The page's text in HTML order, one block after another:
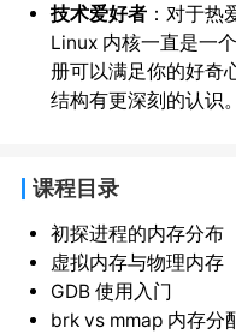
技术爱好者：对于热
Linux 内核一直是一
册可以满足你的好奇
结构有更深刻的认识。
课程目录
初探进程的内存分布
虚拟内存与物理内存
GDB 使用入门
brk vs mmap 内存分